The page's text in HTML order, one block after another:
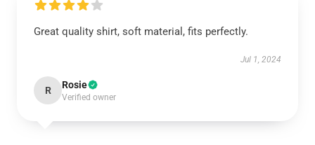
Great quality shirt, soft material, fits perfectly.
Jul 1, 2024
R Rosie
Verified owner